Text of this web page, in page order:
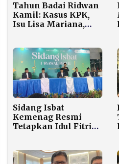
Tahun Badai Ridwan
Kamil: Kasus KPK,
Isu Lisa Mariana,
Sidang Isbat
Kemenag Resmi
Tetapkan Idul Fitri